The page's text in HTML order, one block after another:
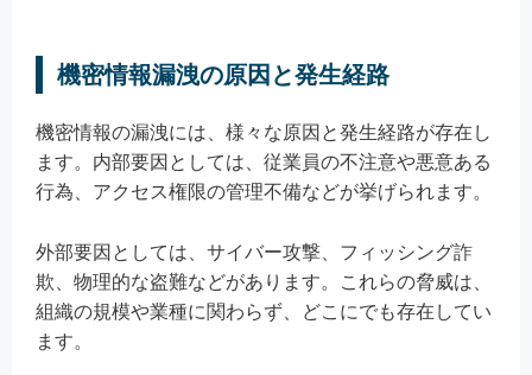
機密情報漏洩の原因と発生経路
機密情報の漏洩には、様々な原因と発生経路が存在し
ます。内部要因としては、従業員の不注意や悪意ある
行為、アクセス権限の管理不備などが挙げられます。
外部要因としては、サイバー攻撃、フィッシング詐
欺、物理的な盗難などがあります。これらの脅威は、
組織の規模や業種に関わらず、どこにでも存在してい
ます。